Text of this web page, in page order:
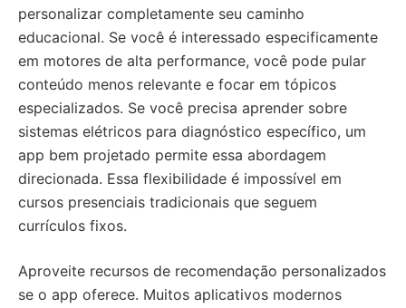
personalizar completamente seu caminho
educacional. Se você é interessado especificamente
em motores de alta performance, você pode pular
conteúdo menos relevante e focar em tópicos
especializados. Se você precisa aprender sobre
sistemas elétricos para diagnóstico específico, um
app bem projetado permite essa abordagem
direcionada. Essa flexibilidade é impossível em
cursos presenciais tradicionais que seguem
currículos fixos.
Aproveite recursos de recomendação personalizados
se o app oferece. Muitos aplicativos modernos